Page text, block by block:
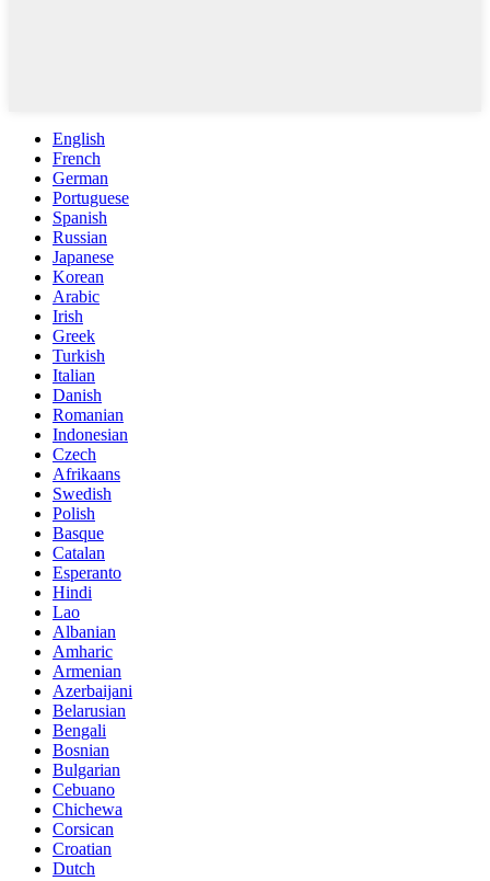
English
French
German
Portuguese
Spanish
Russian
Japanese
Korean
Arabic
Irish
Greek
Turkish
Italian
Danish
Romanian
Indonesian
Czech
Afrikaans
Swedish
Polish
Basque
Catalan
Esperanto
Hindi
Lao
Albanian
Amharic
Armenian
Azerbaijani
Belarusian
Bengali
Bosnian
Bulgarian
Cebuano
Chichewa
Corsican
Croatian
Dutch